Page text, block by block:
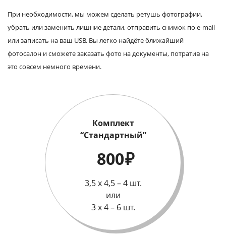
При необходимости, мы можем сделать ретушь фотографии,
убрать или заменить лишние детали, отправить снимок по e-mail
или записать на ваш USB. Вы легко найдёте ближайший
фотосалон и сможете заказать фото на документы, потратив на
это совсем немного времени.
Комплект
“Стандартный”
800₽
3,5 х 4,5 – 4 шт.
или
3 х 4 – 6 шт.